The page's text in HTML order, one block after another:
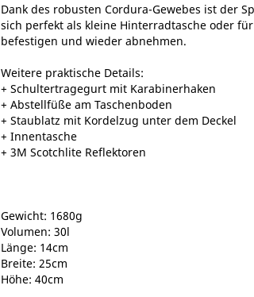
Dank des robusten Cordura-Gewebes ist der
sich perfekt als kleine Hinterradtasche oder
befestigen und wieder abnehmen.
Weitere praktische Details:
+ Schultertragegurt mit Karabinerhaken
+ Abstellfüße am Taschenboden
+ Staublatz mit Kordelzug unter dem Deckel
+ Innentasche
+ 3M Scotchlite Reflektoren
Gewicht: 1680g
Volumen: 30l
Länge: 14cm
Breite: 25cm
Höhe: 40cm